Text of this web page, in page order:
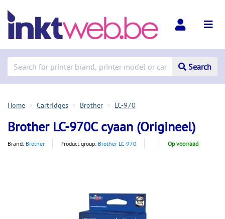
Search
Home Cartridges Brother LC-970
Brother LC-970C cyaan (Origineel)
Brand: Brother Product group: Brother LC-970 Op voorraad